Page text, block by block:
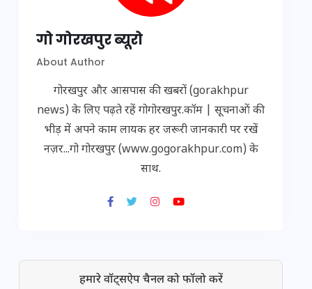
गो गोरखपुर ब्यूरो
About Author
गोरखपुर और आसपास की खबरों (gorakhpur
news) के लिए पढ़ते रहें गोगोरखपुर.कॉम | सूचनाओं की
भीड़ में अपने काम लायक हर जरूरी जानकारी पर रखें
नज़र...गो गोरखपुर (www.gogorakhpur.com) के
साथ.
हमारे वॉट्सऐप चैनल को फॉलो करें